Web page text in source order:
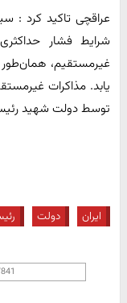
عراقچی تاکید کرد :
شرایط فشار
غیرمستقیم، همان‌طور
یابد. مذاکرات
توسط دولت شهید
ایران دولت